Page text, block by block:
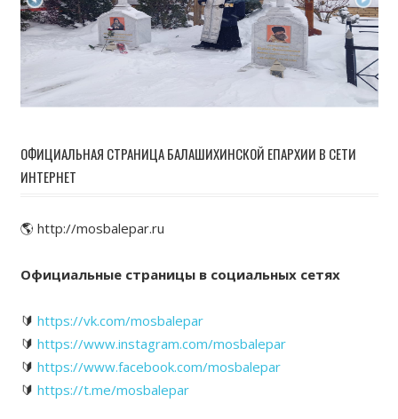
ОФИЦИАЛЬНАЯ СТРАНИЦА БАЛАШИХИНСКОЙ ЕПАРХИИ В СЕТИ
ИНТЕРНЕТ
🌎 http://mosbalepar.ru
Официальные страницы в социальных сетях
🔰 https://vk.com/mosbalepar
🔰 https://www.instagram.com/mosbalepar
🔰 https://www.facebook.com/mosbalepar
🔰 https://t.me/mosbalepar